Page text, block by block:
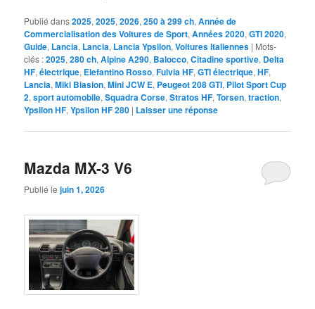
Publié dans2025,2025,2026,250 à 299 ch,Année de
Commercialisation des Voitures de Sport,Années 2020,GTI 2020,
Guide, Lancia, Lancia, Lancia Ypsilon,Voitures Italiennes | Mots-
clés :2025,280 ch,Alpine A290, Balocco,Citadine sportive, Delta
HF,électrique, Elefantino Rosso,Fulvia HF,GTI électrique,HF,
Lancia,Miki Biasion,Mini JCW E, Peugeot 208 GTI, Pilot Sport Cup
2,sport automobile,Squadra Corse,Stratos HF,Torsen,traction,
Ypsilon HF,Ypsilon HF 280 | Laisser une réponse
Mazda MX-3 V6
Publié lejuin 1, 2026